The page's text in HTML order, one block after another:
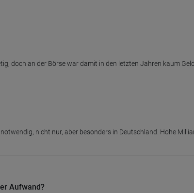
doch an der Börse war damit in den letzten Jahren kaum
nicht nur, aber besonders in Deutschland. Hohe
Aufwand?